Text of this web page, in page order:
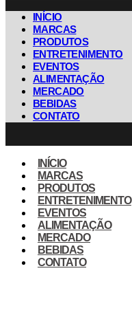
INÍCIO
MARCAS
PRODUTOS
ENTRETENIMENTO
EVENTOS
ALIMENTAÇÃO
MERCADO
BEBIDAS
CONTATO
INÍCIO
MARCAS
PRODUTOS
ENTRETENIMENTO
EVENTOS
ALIMENTAÇÃO
MERCADO
BEBIDAS
CONTATO